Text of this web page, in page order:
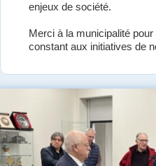
enjeux de société.
Merci à la municipalité
constant aux initiatives de